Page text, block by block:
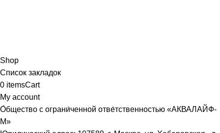
Shop
Список закладок
0 itemsCart
My account
О́бщество с ограни́ченной отве́тственностью «АКВАЛАЙФ-
М»